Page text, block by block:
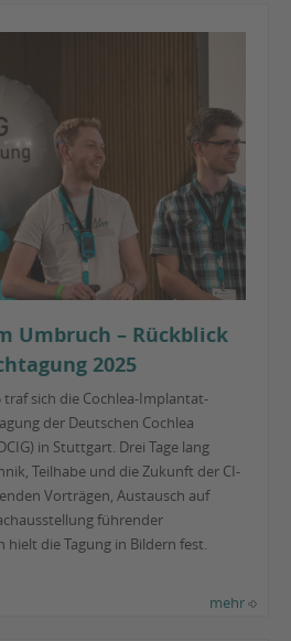
Umbruch – Rückblick
2025
traf sich die Cochlea-Implantat-
der Deutschen Cochlea
in Stuttgart. Drei Tage lang
Teilhabe und die Zukunft der CI-
Vorträgen, Austausch auf
führender
hielt die Tagung in Bildern fest.
mehr